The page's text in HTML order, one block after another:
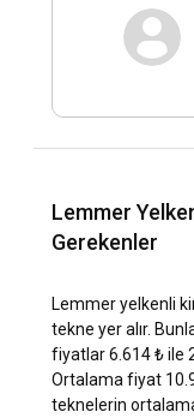
Lemmer
Gerekenler
Lemmer yelkenli
tekne yer alır.
fiyatlar 6.614 ₺ ile
Ortalama fiyat
teknelerin